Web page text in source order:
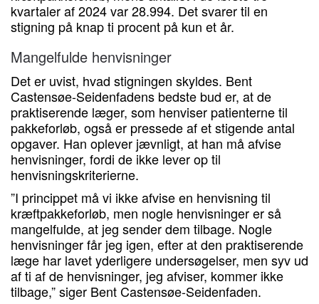
kvartaler af 2024 var 28.994. Det svarer til en
stigning på knap ti procent på kun et år.
Mangelfulde henvisninger
Det er uvist, hvad stigningen skyldes. Bent
Castensøe-Seidenfadens bedste bud er, at de
praktiserende læger, som henviser patienterne til
pakkeforløb, også er pressede af et stigende antal
opgaver. Han oplever jævnligt, at han må afvise
henvisninger, fordi de ikke lever op til
henvisningskriterierne.
”I princippet må vi ikke afvise en henvisning til
kræftpakkeforløb, men nogle henvisninger er så
mangelfulde, at jeg sender dem tilbage. Nogle
henvisninger får jeg igen, efter at den praktiserende
læge har lavet yderligere undersøgelser, men syv ud
af ti af de henvisninger, jeg afviser, kommer ikke
tilbage,” siger Bent Castensøe-Seidenfaden.